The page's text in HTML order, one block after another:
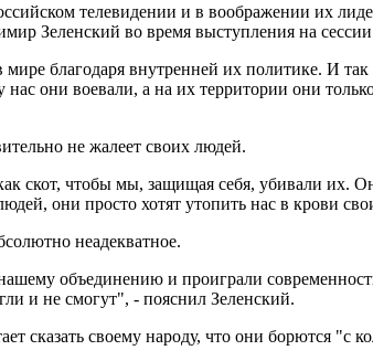
телевидении и в воображении их
Зеленский во время выступления на
мире благодаря внутренней их политике. И
они воевали, а на их территории они
не жалеет своих людей.
скот, чтобы мы, защищая себя, убивали
они просто хотят утопить нас в крови
неадекватное.
объединению и проиграли
и не смогут", - пояснил Зеленский.
сказать своему народу, что они борются